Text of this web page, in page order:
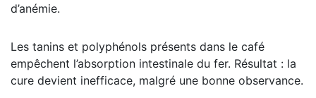
d’anémie.
Les tanins et polyphénols présents dans le café
empêchent l’absorption intestinale du fer. Résultat : la
cure devient inefficace, malgré une bonne observance.